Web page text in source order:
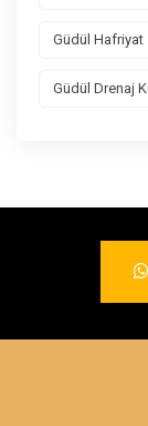
Güdül Hafriyat
Güdül Drenaj